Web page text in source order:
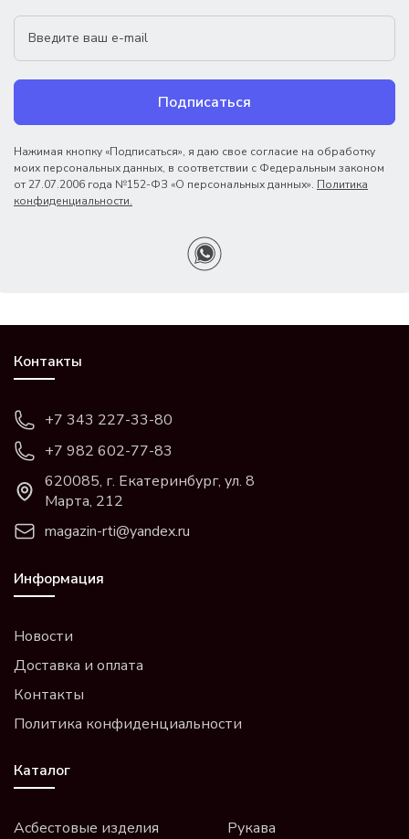
Подписаться
Нажимая кнопку «Подписаться», я даю свое согласие на обработку
моих персональных данных, в соответствии с Федеральным законом
от 27.07.2006 года №152-ФЗ «О персональных данных». Политика
конфиденциальности.
Контакты
+7 343 227-33-80
+7 982 602-77-83
620085, г. Екатеринбург, ул. 8
Марта, 212
magazin-rti@yandex.ru
Информация
Новости
Доставка и оплата
Контакты
Политика конфиденциальности
Каталог
Асбестовые изделия
Рукава